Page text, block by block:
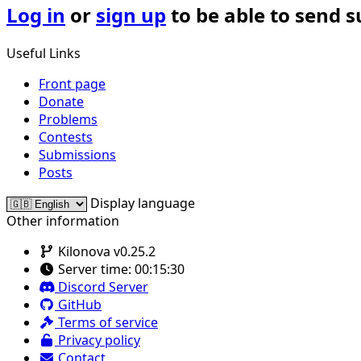
Log in or sign upto be able to send
Useful Links
Front page
Donate
Problems
Contests
Submissions
Posts
Display language
Other information
Kilonova v0.25.2
Server time: 00:15:30
Discord Server
GitHub
Terms of service
Privacy policy